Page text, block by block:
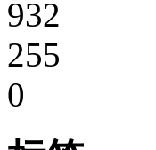
932
255
0